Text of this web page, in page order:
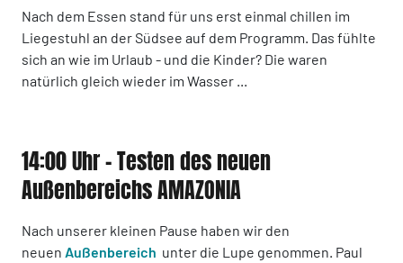
Nach dem Essen stand für uns erst einmal chillen im
Liegestuhl an der Südsee auf dem Programm. Das fühlte
sich an wie im Urlaub - und die Kinder? Die waren
natürlich gleich wieder im Wasser ...
14:00 Uhr - Testen des neuen
Außenbereichs AMAZONIA
Nach unserer kleinen Pause haben wir den
neuen Außenbereich unter die Lupe genommen. Paul